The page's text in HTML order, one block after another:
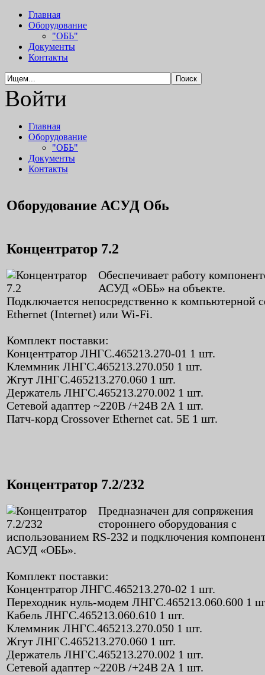
Главная
Оборудование
"ОБЬ"
Документы
Контакты
Войти
Главная
Оборудование
"ОБЬ"
Документы
Контакты
Оборудование АСУД Обь
Концентратор 7.2
Обеспечивает работу
АСУД «ОБЬ» на объекте.
Подключается непосредственно к компьютерной
Ethernet (Internet) или Wi-Fi.
Комплект поставки:
Концентратор ЛНГС.465213.270-01 1 шт.
Клеммник ЛНГС.465213.270.050 1 шт.
Жгут ЛНГС.465213.270.060 1 шт.
Держатель ЛНГС.465213.270.002 1 шт.
Сетевой адаптер ~220В /+24В 2А 1 шт.
Патч-корд Crossover Ethernet cat. 5E 1 шт.
Концентратор 7.2/232
Предназначен для сопряжения
стороннего оборудования с
использованием RS-232 и подключения
АСУД «ОБЬ».
Комплект поставки:
Концентратор ЛНГС.465213.270-02 1 шт.
Переходник нуль-модем ЛНГС.465213.060.600 1
Кабель ЛНГС.465213.060.610 1 шт.
Клеммник ЛНГС.465213.270.050 1 шт.
Жгут ЛНГС.465213.270.060 1 шт.
Держатель ЛНГС.465213.270.002 1 шт.
Сетевой адаптер ~220В /+24В 2А 1 шт.